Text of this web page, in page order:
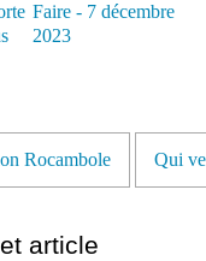
Faire - 7 décembre
2023
Rocambole Qui
article